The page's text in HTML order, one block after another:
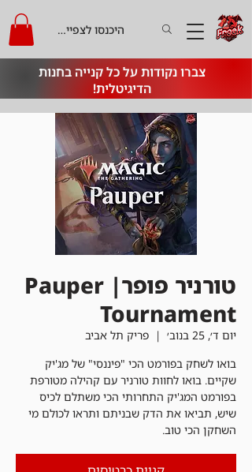
צברו נקודות על כל קנייה בחנות
הדיגיטלית!
היכנסו לצפייה בקרדיט
טורניר פופר| Pauper
Tournament
יום ד׳, 25 בנוב׳
  |
פריק תל אביב
בואו לשחק בפורמט הכי "פיננסי" של מג'יק
שקיים. בואו לחוות טורניר עם קהילה מטורפת
בפורמט המג'יק התחרותי הכי משתלם לכיס
שיש, תביאו את הדק שבניתם ותראו לכולם מי
השחקן הכי טוב.